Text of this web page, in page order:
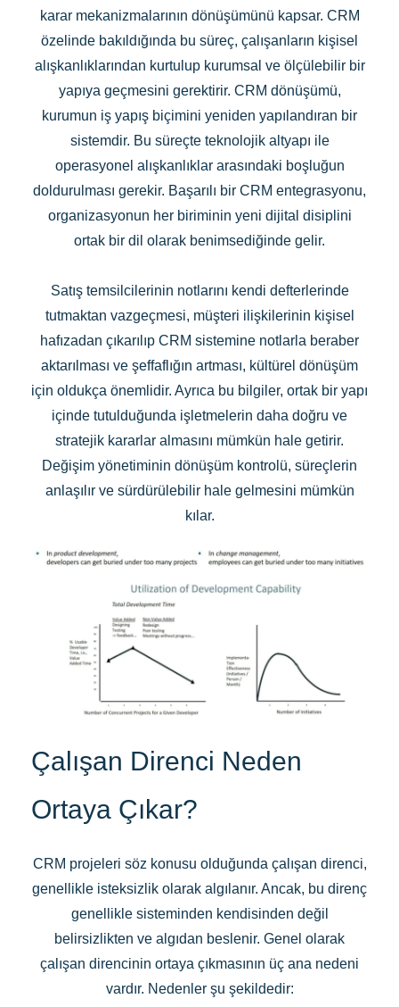
karar mekanizmalarının dönüşümünü kapsar. CRM
özelinde bakıldığında bu süreç, çalışanların kişisel
alışkanlıklarından kurtulup kurumsal ve ölçülebilir bir
yapıya geçmesini gerektirir. CRM dönüşümü,
kurumun iş yapış biçimini yeniden yapılandıran bir
sistemdir. Bu süreçte teknolojik altyapı ile
operasyonel alışkanlıklar arasındaki boşluğun
doldurulması gerekir. Başarılı bir CRM entegrasyonu,
organizasyonun her biriminin yeni dijital disiplini
ortak bir dil olarak benimsediğinde gelir.
Satış temsilcilerinin notlarını kendi defterlerinde
tutmaktan vazgeçmesi, müşteri ilişkilerinin kişisel
hafızadan çıkarılıp CRM sistemine notlarla beraber
aktarılması ve şeffaflığın artması, kültürel dönüşüm
için oldukça önemlidir. Ayrıca bu bilgiler, ortak bir yapı
içinde tutulduğunda işletmelerin daha doğru ve
stratejik kararlar almasını mümkün hale getirir.
Değişim yönetiminin dönüşüm kontrolü, süreçlerin
anlaşılır ve sürdürülebilir hale gelmesini mümkün
kılar.
Çalışan Direnci Neden
Ortaya Çıkar?
CRM projeleri söz konusu olduğunda çalışan direnci,
genellikle isteksizlik olarak algılanır. Ancak, bu direnç
genellikle sisteminden kendisinden değil
belirsizlikten ve algıdan beslenir. Genel olarak
çalışan direncinin ortaya çıkmasının üç ana nedeni
vardır. Nedenler şu şekildedir: